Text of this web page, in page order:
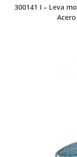
300141 I – Leva